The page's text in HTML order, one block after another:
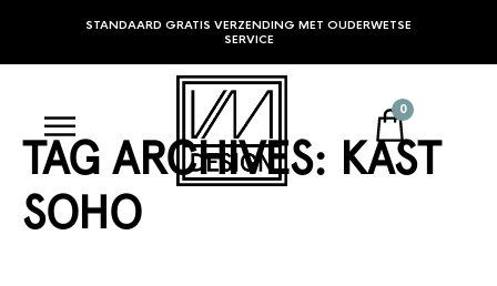
STANDAARD GRATIS VERZENDING MET OUDERWETSE
SERVICE
0
TAG ARCHIVES: KAST
SOHO